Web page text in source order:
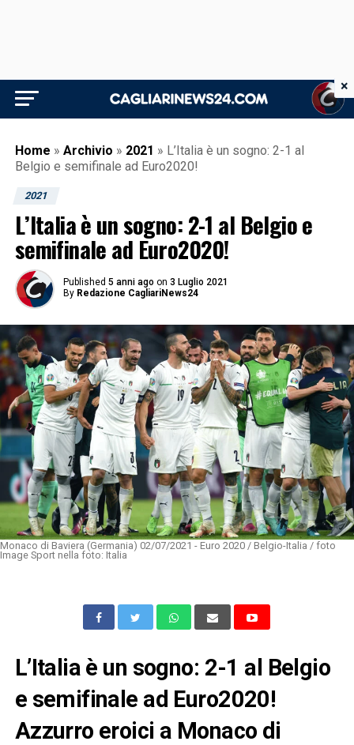
Home » Archivio » 2021 » L’Italia è un sogno: 2-1 al
Belgio e semifinale ad Euro2020!
2021
L’Italia è un sogno: 2-1 al Belgio e
semifinale ad Euro2020!
Published 5 anni ago on 3 Luglio 2021
By Redazione CagliariNews24
Monaco di Baviera (Germania) 02/07/2021 - Euro 2020 / Belgio-Italia / foto
Image Sport nella foto: Italia
L’Italia è un sogno: 2-1 al Belgio
e semifinale ad Euro2020!
Azzurro eroici a Monaco di
×